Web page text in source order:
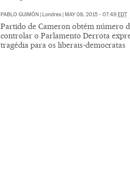
PABLO GUIMÓN | Londres | MAY 08, 2015 - 07:49 EDT
Partido de Cameron obtém número
controlar o Parlamento Derrota
tragédia para os liberais-democratas